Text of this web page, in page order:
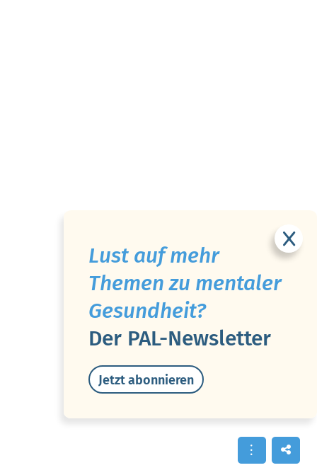
Lust auf mehr
Themen zu mentaler
Gesundheit?
Der PAL-Newsletter
Jetzt abonnieren